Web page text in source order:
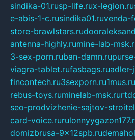
sindika-01.rusp-life.rux-legion.ru
e-abis-1-c.rusindika01.ruvenda-
store-brawlstars.ru
antenna-highly.rumine-lab-
3-sex-porn.ruban-damn.ru
viagra-tablet.rufasbags.ruadler-
fincontech.ru3sexporn.ru1mus.ru
rebus-toys.ruminelab-msk.ru
seo-prodvizhenie-sajtov-
card-voice.ru
domizbrusa-9x12spb.ru